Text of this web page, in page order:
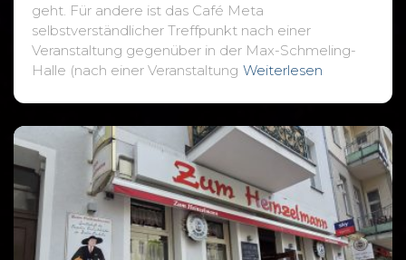
geht. Für andere ist das Café Meta
selbstverständlicher Treffpunkt nach einer
Veranstaltung gegenüber in der Max-Schmeling-
Halle (nach einer Veranstaltung Weiterlesen